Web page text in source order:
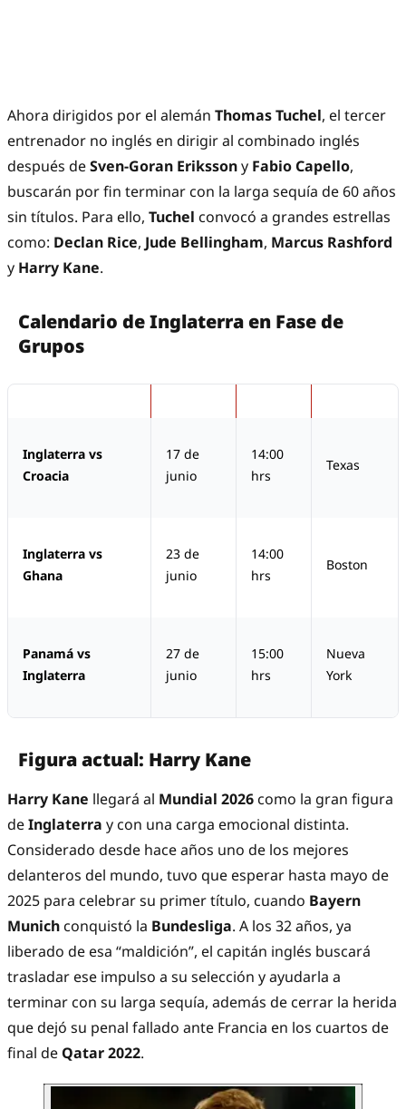
Ahora dirigidos por el alemán Thomas Tuchel, el tercer
entrenador no inglés en dirigir al combinado inglés
después deSven-Goran Erikssony Fabio Capello,
buscarán por fin terminar con la larga sequía de 60 años
sin títulos. Para ello, Tuchel convocó a grandes estrellas
como: Declan Rice, Jude Bellingham, Marcus Rashford
y Harry Kane.
Calendario de Inglaterra en Fase de
Grupos
Inglaterra vs
Croacia
17 de
junio
14:00
hrs
Texas
Inglaterra vs
Ghana
23 de
junio
14:00
hrs
Boston
Panamá vs
Inglaterra
27 de
junio
15:00
hrs
Nueva
York
Figura actual: Harry Kane
Harry Kane llegará al Mundial 2026 como la gran figura
deInglaterra y con una carga emocional distinta.
Considerado desde hace años uno de los mejores
delanteros del mundo, tuvo que esperar hasta mayo de
2025 para celebrar su primer título, cuando Bayern
Munich conquistó la Bundesliga. A los 32 años, ya
liberado de esa “maldición”, el capitán inglés buscará
trasladar ese impulso a su selección y ayudarla a
terminar con su larga sequía, además de cerrar la herida
que dejó su penal fallado ante Francia en los cuartos de
final deQatar 2022.